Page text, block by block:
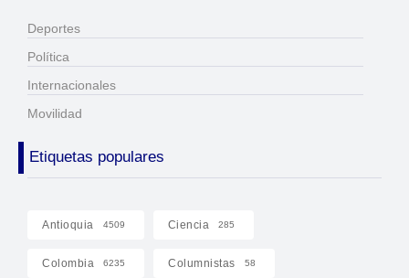
Deportes
Política
Internacionales
Movilidad
Etiquetas populares
Antioquia 4509 Ciencia 285
Colombia 6235 Columnistas 58